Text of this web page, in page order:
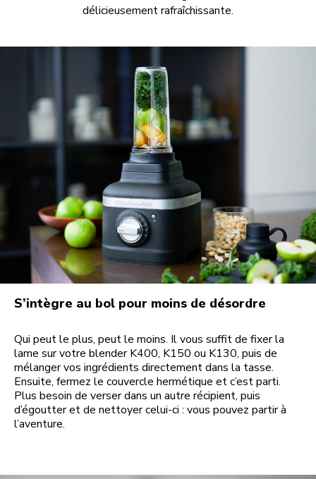
délicieusement rafraîchissante.
S’intègre au bol pour moins de désordre
Qui peut le plus, peut le moins. Il vous suffit de fixer la
lame sur votre blender K400, K150 ou K130, puis de
mélanger vos ingrédients directement dans la tasse.
Ensuite, fermez le couvercle hermétique et c’est parti.
Plus besoin de verser dans un autre récipient, puis
d’égoutter et de nettoyer celui-ci : vous pouvez partir à
l’aventure.